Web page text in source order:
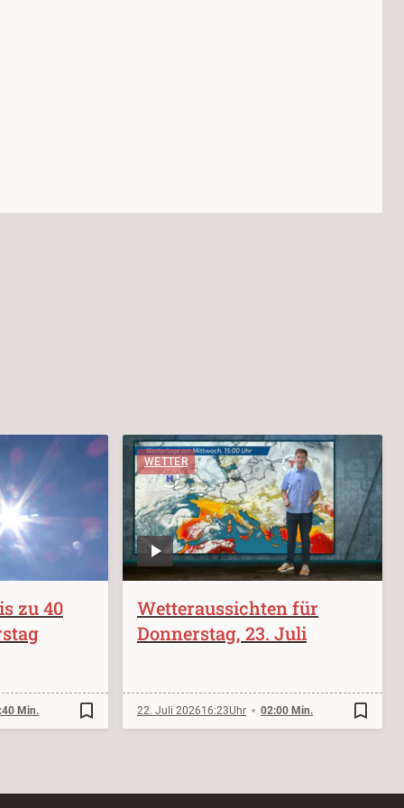
zu 40
Min. bookmark_border
WETTER
Wetteraussichten für
Donnerstag, 23. Juli
22. Juli 202616:23 02:00 Min. bookmark_border